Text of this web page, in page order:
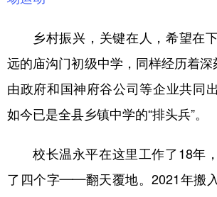
乡村振兴，关键在人，希望在
远的庙沟门初级中学，同样经历着深
由政府和国神府谷公司等企业共同
如今已是全县乡镇中学的“排头兵”。
校长温永平在这里工作了18年
了四个字——翻天覆地。2021年搬